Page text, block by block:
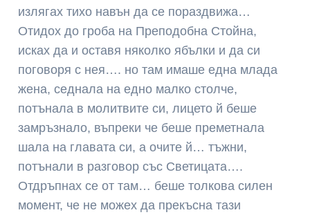
излягах тихо навън да се пораздвижа…
Отидох до гроба на Преподобна Стойна,
исках да и оставя няколко ябълки и да си
поговоря с нея…. но там имаше една млада
жена, седнала на едно малко столче,
потънала в молитвите си, лицето й беше
замръзнало, въпреки че беше преметнала
шала на главата си, а очите й… тъжни,
потънали в разговор със Светицата….
Отдръпнах се от там… беше толкова силен
момент, че не можех да прекъсна тази